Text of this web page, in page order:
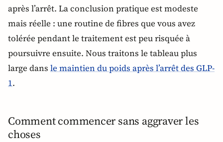
après l’arrêt. La conclusion pratique est modeste
mais réelle : une routine de fibres que vous avez
tolérée pendant le traitement est peu risquée à
poursuivre ensuite. Nous traitons le tableau plus
large dans le maintien du poids après l’arrêt des GLP-
1.
Comment commencer sans aggraver les
choses